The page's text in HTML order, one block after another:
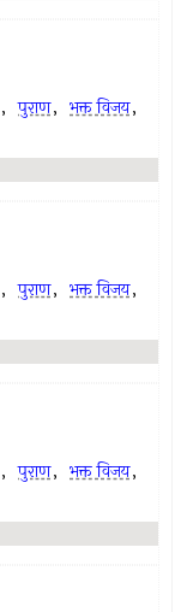
, पुराण, भक्त विजय,
, पुराण, भक्त विजय,
, पुराण, भक्त विजय,